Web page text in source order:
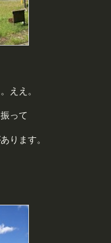
ええ。
って
ります。